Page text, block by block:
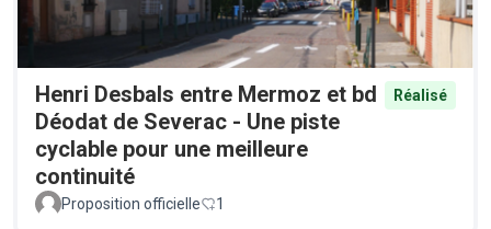
Henri Desbals entre Mermoz et bd
Déodat de Severac - Une piste
cyclable pour une meilleure
continuité
Réalisé
Proposition officielle 1